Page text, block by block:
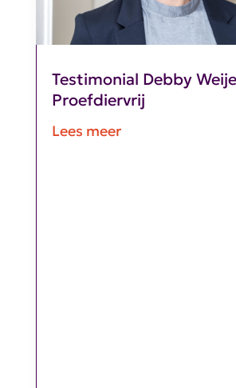
Testimonial Debby
Proefdiervrij
Lees meer